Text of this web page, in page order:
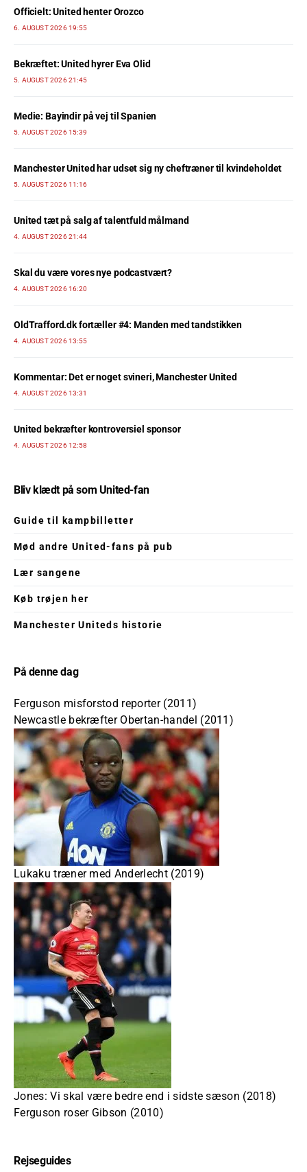
Officielt: United henter Orozco
6. AUGUST 2026 19:55
Bekræftet: United hyrer Eva Olid
5. AUGUST 2026 21:45
Medie: Bayindir på vej til Spanien
5. AUGUST 2026 15:39
Manchester United har udset sig ny cheftræner til kvindeholdet
5. AUGUST 2026 11:16
United tæt på salg af talentfuld målmand
4. AUGUST 2026 21:44
Skal du være vores nye podcastvært?
4. AUGUST 2026 16:20
OldTrafford.dk fortæller #4: Manden med tandstikken
4. AUGUST 2026 13:55
Kommentar: Det er noget svineri, Manchester United
4. AUGUST 2026 13:31
United bekræfter kontroversiel sponsor
4. AUGUST 2026 12:58
Bliv klædt på som United-fan
Guide til kampbilletter
Mød andre United-fans på pub
Lær sangene
Køb trøjen her
Manchester Uniteds historie
På denne dag
Ferguson misforstod reporter (2011)
Newcastle bekræfter Obertan-handel (2011)
Lukaku træner med Anderlecht (2019)
Jones: Vi skal være bedre end i sidste sæson (2018)
Ferguson roser Gibson (2010)
Rejseguides